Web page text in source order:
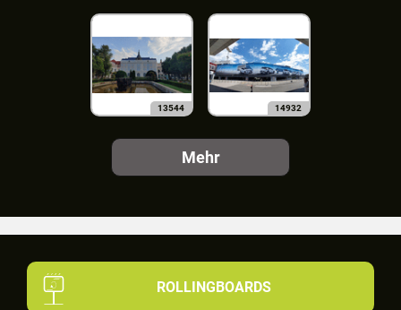
13544 14932
Mehr
ROLLINGBOARDS